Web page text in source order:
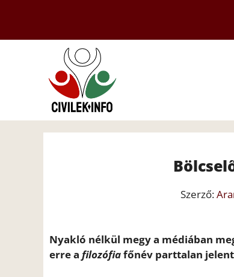
tartalomba
Szerző:
Nyakló nélkül megy a médiában
erre a filozófiafőnév parttalan